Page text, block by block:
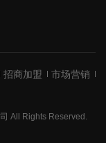
招商加盟
市场营销
All Rights Reserved.